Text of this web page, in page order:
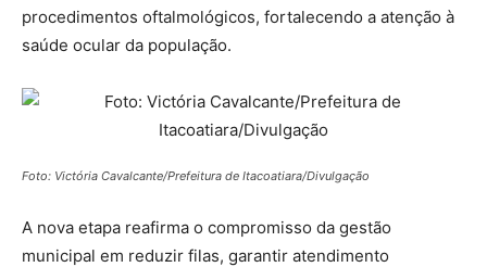
procedimentos oftalmológicos, fortalecendo a atenção à
saúde ocular da população.
Foto: Victória Cavalcante/Prefeitura de Itacoatiara/Divulgação
A nova etapa reafirma o compromisso da gestão
municipal em reduzir filas, garantir atendimento